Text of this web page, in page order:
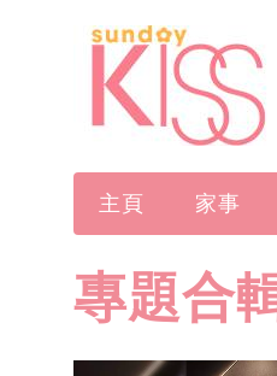
主頁 家事
專題合